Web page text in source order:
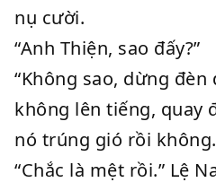
nụ cười.
“Anh Thiện, sao đấy?”
“Không sao, dừng
không lên tiếng, quay
nó trúng gió rồi
“Chắc là mệt rồi.” Lệ